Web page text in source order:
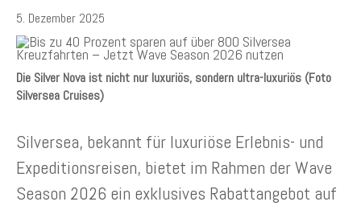
5. Dezember 2025
Die Silver Nova ist nicht nur luxuriös, sondern ultra-luxuriös (Foto
Silversea Cruises)
Silversea, bekannt für luxuriöse Erlebnis- und
Expeditionsreisen, bietet im Rahmen der Wave
Season 2026 ein exklusives Rabattangebot auf